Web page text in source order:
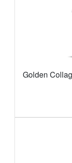
Golden